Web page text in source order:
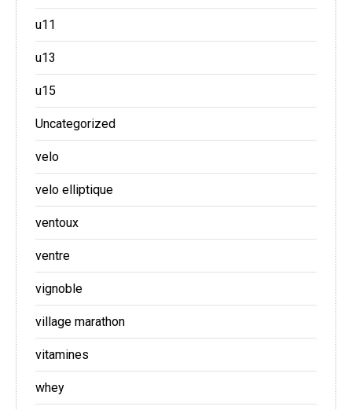
u11
u13
u15
Uncategorized
velo
velo elliptique
ventoux
ventre
vignoble
village marathon
vitamines
whey